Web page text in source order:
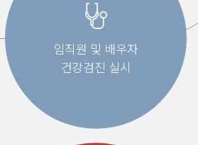
임직원 및 배우자
건강검진 실시